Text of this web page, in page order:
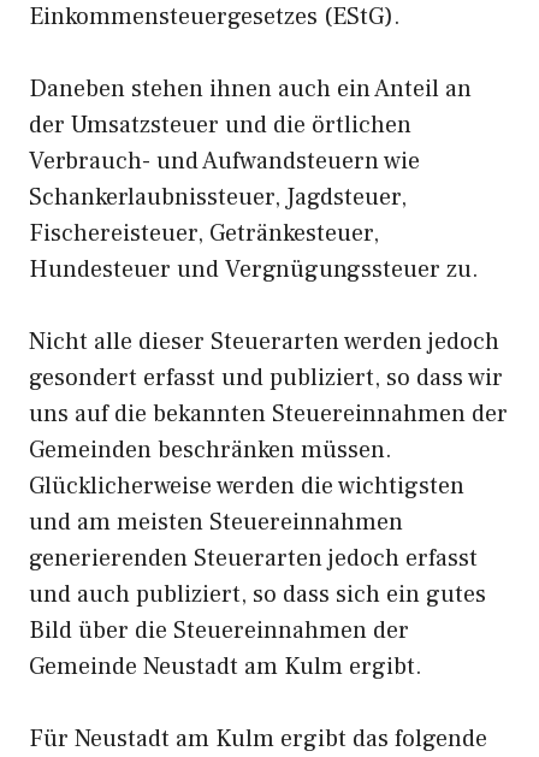
Einkommensteuergesetzes (EStG).
Daneben stehen ihnen auch ein Anteil an
der Umsatzsteuer und die örtlichen
Verbrauch- und Aufwandsteuern wie
Schankerlaubnissteuer, Jagdsteuer,
Fischereisteuer, Getränkesteuer,
Hundesteuer und Vergnügungssteuer zu.
Nicht alle dieser Steuerarten werden jedoch
gesondert erfasst und publiziert, so dass wir
uns auf die bekannten Steuereinnahmen der
Gemeinden beschränken müssen.
Glücklicherweise werden die wichtigsten
und am meisten Steuereinnahmen
generierenden Steuerarten jedoch erfasst
und auch publiziert, so dass sich ein gutes
Bild über die Steuereinnahmen der
Gemeinde Neustadt am Kulm ergibt.
Für Neustadt am Kulm ergibt das folgende